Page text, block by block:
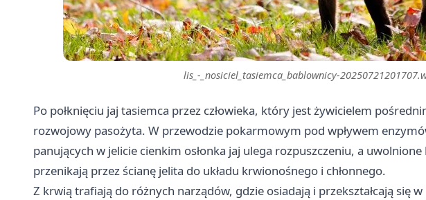
lis_-_nosiciel_tasiemca_bablownicy-
Po połknięciu jaj tasiemca przez człowieka, który jest żywicielem
rozwojowy pasożyta. W przewodzie pokarmowym pod wpływem
panujących w jelicie cienkim osłonka jaj ulega rozpuszczeniu, a
przenikają przez ścianę jelita do układu krwionośnego i chłonnego.
Z krwią trafiają do różnych narządów, gdzie osiadają i przekształcają się